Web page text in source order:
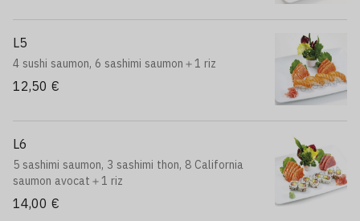
L5
4 sushi saumon, 6 sashimi saumon＋1 riz
12,50 €
L6
5 sashimi saumon, 3 sashimi thon, 8 California
saumon avocat＋1 riz
14,00 €